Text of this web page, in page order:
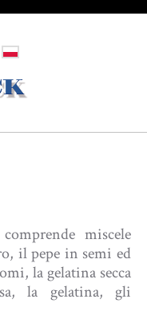
miscele
il pepe in semi ed
la gelatina secca
la gelatina, gli